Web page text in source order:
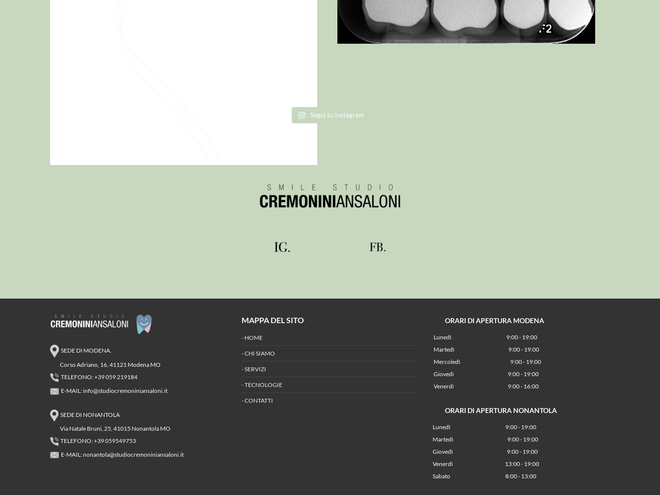
Segui su Instagram
SEDE DI MODENA.
Corso Adriano, 16, 41121 Modena MO
TELEFONO: +39 059 219184
E-MAIL: info@studiocremoniniansaloni.it
SEDE DI NONANTOLA
Via Natale Bruni, 25, 41015 Nonantola MO
TELEFONO: +39 059549753
E-MAIL:nonantola@studiocremoniniansaloni.it
MAPPA DEL SITO
- HOME
-CHI SIAMO
-SERVIZI
-TECNOLOGIE
-CONTATTI
ORARI DI APERTURA MODENA
Lunedì 9:00 - 19:00
Martedì 9:00 - 19:00
Mercoledì 9:00 - 19:00
Giovedì 9:00 - 19:00
Venerdì 9:00 - 16:00
ORARI DI APERTURA NONANTOLA
Lunedì 9:00 - 19:00
Martedì 9:00 - 19:00
Giovedì 9:00 - 19:00
Venerdì 13:00 - 19:00
Sabato 8:00 - 13:00